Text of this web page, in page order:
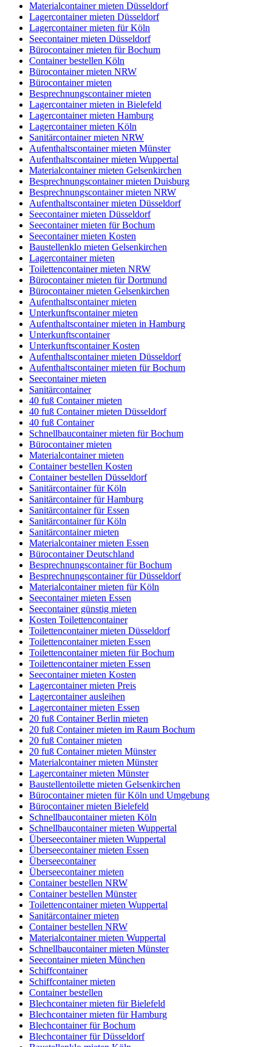
Materialcontainer mieten Düsseldorf
Lagercontainer mieten Düsseldorf
Lagercontainer mieten für Köln
Seecontainer mieten Düsseldorf
Bürocontainer mieten für Bochum
Container bestellen Köln
Bürocontainer mieten NRW
Bürocontainer mieten
Besprechnungscontainer mieten
Lagercontainer mieten in Bielefeld
Lagercontainer mieten Hamburg
Lagercontainer mieten Köln
Sanitärcontainer mieten NRW
Aufenthaltscontainer mieten Münster
Aufenthaltscontainer mieten Wuppertal
Materialcontainer mieten Gelsenkirchen
Besprechnungscontainer mieten Duisburg
Besprechnungscontainer mieten NRW
Aufenthaltscontainer mieten Düsseldorf
Seecontainer mieten Düsseldorf
Seecontainer mieten für Bochum
Seecontainer mieten Kosten
Baustellenklo mieten Gelsenkirchen
Lagercontainer mieten
Toilettencontainer mieten NRW
Bürocontainer mieten für Dortmund
Bürocontainer mieten Gelsenkirchen
Aufenthaltscontainer mieten
Unterkunftscontainer mieten
Aufenthaltscontainer mieten in Hamburg
Unterkunftscontainer
Unterkunftscontainer Kosten
Aufenthaltscontainer mieten Düsseldorf
Aufenthaltscontainer mieten für Bochum
Seecontainer mieten
Sanitärcontainer
40 fuß Container mieten
40 fuß Container mieten Düsseldorf
40 fuß Container
Schnellbaucontainer mieten für Bochum
Bürocontainer mieten
Materialcontainer mieten
Container bestellen Kosten
Container bestellen Düsseldorf
Sanitärcontainer für Köln
Sanitärcontainer für Hamburg
Sanitärcontainer für Essen
Sanitärcontainer für Köln
Sanitärcontainer mieten
Materialcontainer mieten Essen
Bürocontainer Deutschland
Besprechnungscontainer für Bochum
Besprechnungscontainer für Düsseldorf
Materialcontainer mieten für Köln
Seecontainer mieten Essen
Seecontainer günstig mieten
Kosten Toilettencontainer
Toilettencontainer mieten Düsseldorf
Toilettencontainer mieten Essen
Toilettencontainer mieten für Bochum
Toilettencontainer mieten Essen
Seecontainer mieten Kosten
Lagercontainer mieten Preis
Lagercontainer ausleihen
Lagercontainer mieten Essen
20 fuß Container Berlin mieten
20 fuß Container mieten im Raum Bochum
20 fuß Container mieten
20 fuß Container mieten Münster
Materialcontainer mieten Münster
Lagercontainer mieten Münster
Baustellentoilette mieten Gelsenkirchen
Bürocontainer mieten für Köln und Umgebung
Bürocontainer mieten Bielefeld
Schnellbaucontainer mieten Köln
Schnellbaucontainer mieten Wuppertal
Überseecontainer mieten Wuppertal
Überseecontainer mieten Essen
Überseecontainer
Überseecontainer mieten
Container bestellen NRW
Container bestellen Münster
Toilettencontainer mieten Wuppertal
Sanitärcontainer mieten
Container bestellen NRW
Materialcontainer mieten Wuppertal
Schnellbaucontainer mieten Münster
Seecontainer mieten München
Schiffcontainer
Schiffcontainer mieten
Container bestellen
Blechcontainer mieten für Bielefeld
Blechcontainer mieten für Hamburg
Blechcontainer für Bochum
Blechcontainer für Düsseldorf